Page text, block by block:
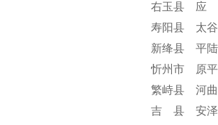
右玉县 应
寿阳县 太
新绛县 平
忻州市 原
繁峙县 河
吉 县 安